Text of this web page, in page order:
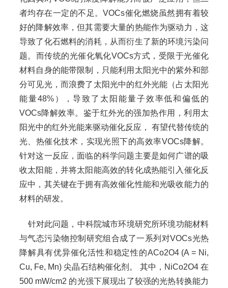
者均存在一定的不足。VOCs催化燃烧虽然拥有着较
好的降解效率，但其需要大量的热能作为驱动力，这
导致了化石燃料的消耗，从而衍生了新的环境污染问
题。而传统的光催化氧化VOCs方式，受限于光催化
材料自身的能带限制，只能利用太阳光中的紫外和部
分可见光，而浪费了太阳光中的红外光能（占太阳光
能量48%），导致了太阳能量子效率低和偏低的
VOCs降解效率。鉴于红外光的强加热作用，利用太
阳光中的红外光能来驱动催化反应， 有望代替传统的
光、热催化技术，实现光照下的高效率VOCs降解。
针对这一反应，面临的科学问题主要是如何广谱的吸
收太阳能，并将太阳能高效的转化成热能引入催化反
应中，其关键在于拥有高效催化性能和光吸收能力的
材料的研发。
针对此问题，中科院城市环境研究所环境功能材料
与气态污染物控制研究组合成了一系列对VOCs光热
降解具有优异催化活性和稳定性的ACo2O4 (A = Ni,
Cu, Fe, Mn) 尖晶石结构催化剂。 其中，NiCo2O4 在
500 mW/cm2 的光强下展现出了较强的光热转换能力